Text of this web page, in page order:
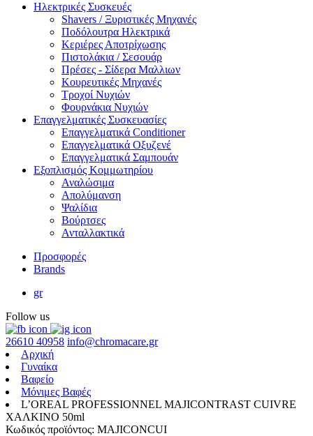
Ηλεκτρικές Συσκευές
Shavers / Ξυριστικές Μηχανές
Ποδόλουτρα Ηλεκτρικά
Κεριέρες Αποτρίχωσης
Πιστολάκια / Σεσουάρ
Πρέσες - Σίδερα Μαλλιων
Κουρευτικές Μηχανές
Τροχοί Νυχιών
Φουρνάκια Νυχιών
Επαγγελματικές Συσκευασίες
Επαγγελματικά Conditioner
Επαγγελματικά Oξυζενέ
Επαγγελματικά Σαμπουάν
Εξοπλισμός Κομμωτηρίου
Αναλώσιμα
Απολύμανση
Ψαλίδια
Βούρτσες
Ανταλλακτικά
Προσφορές
Brands
gr
Follow us
26610 40958 info@chromacare.gr
Αρχική
Γυναίκα
Βαφείο
Μόνιμες Βαφές
L’OREAL PROFESSIONNEL MAJICONTRAST CUIVRE
ΧΑΛΚΙΝΟ 50ml
Κωδικός προϊόντος: MAJICONCUI